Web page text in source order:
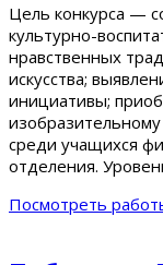
Цель конкурса —
культурно-
нравственных
искусства;
инициативы;
среди учащихся
отделения.
Посмотреть